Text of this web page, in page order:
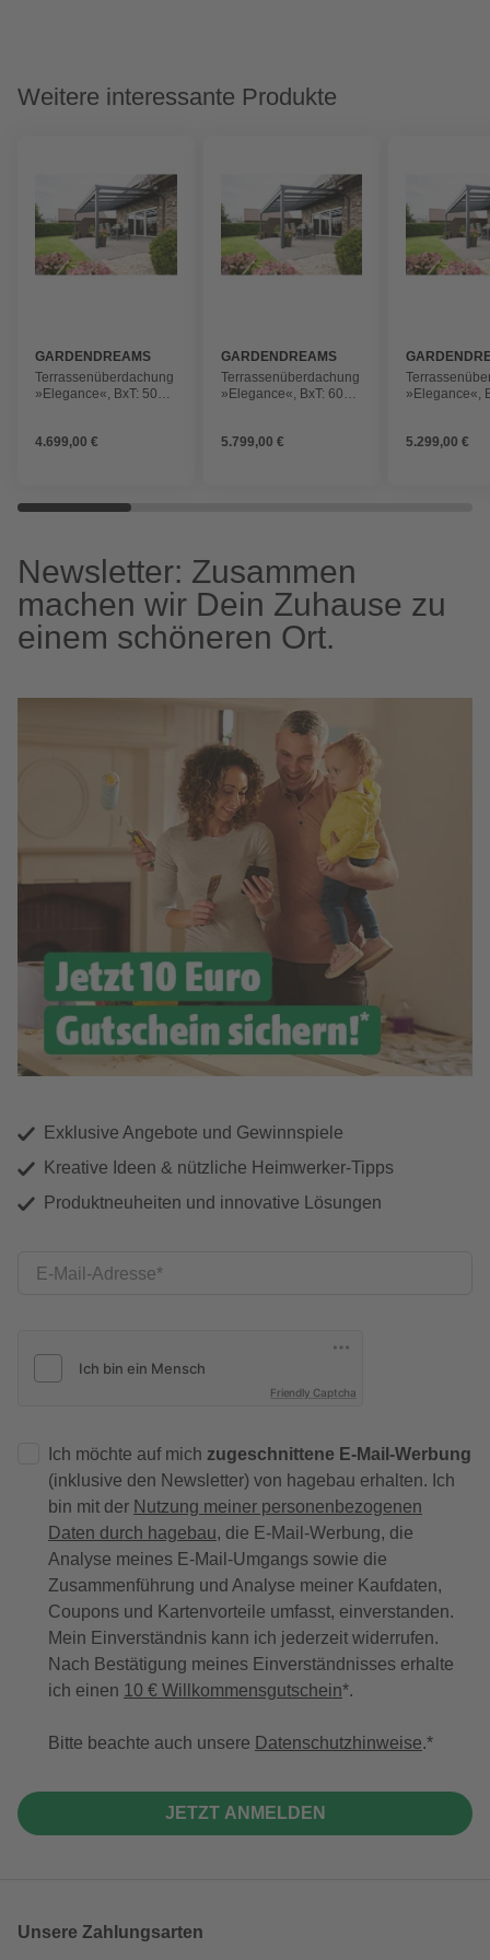
Weitere interessante Produkte
GARDENDREAMS
Terrassenüberdachung
»Elegance«, BxT: 5000
4.699,00 €
GARDENDREAMS
Terrassenüberdachung
»Elegance«, BxT: 6000
5.799,00 €
»Elegance«,
5.299,00 €
Newsletter: Zusammen
machen wir Dein Zuhause zu
einem schöneren Ort.
Exklusive Angebote und Gewinnspiele
Kreative Ideen & nützliche Heimwerker-Tipps
Produktneuheiten und innovative Lösungen
E-Mail-Adresse
Friendly Captcha
Ich möchte auf mich zugeschnittene E-Mail-Werbung
(inklusive den Newsletter) von hagebau erhalten. Ich
bin mit der Nutzung meiner personenbezogenen
Daten durch hagebau, die E-Mail-Werbung, die
Analyse meines E-Mail-Umgangs sowie die
Zusammenführung und Analyse meiner Kaufdaten,
Coupons und Kartenvorteile umfasst, einverstanden.
Mein Einverständnis kann ich jederzeit widerrufen.
Nach Bestätigung meines Einverständnisses erhalte
ich einen 10 € Willkommensgutschein*.
Bitte beachte auch unsere Datenschutzhinweise.
JETZT ANMELDEN
Unsere Zahlungsarten